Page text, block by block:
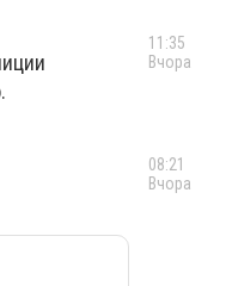
11:35
Вчора
08:21
Вчора